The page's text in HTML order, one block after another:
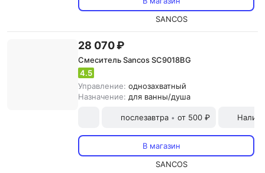
SANCOS
28 070 ₽
Смеситель Sancos SC9018BG
4.5
Управление: однозахватный
Назначение: для ванны/душа
послезавтра • от 500 ₽
В магазин
SANCOS